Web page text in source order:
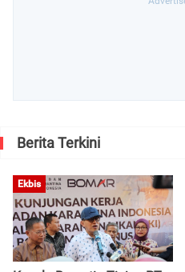
Berita Terkini
Ekbis